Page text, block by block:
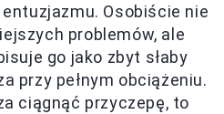
Osobiście nie
problemów, ale
go jako zbyt słaby
przy pełnym obciążeniu.
ciągnąć przyczepę, to